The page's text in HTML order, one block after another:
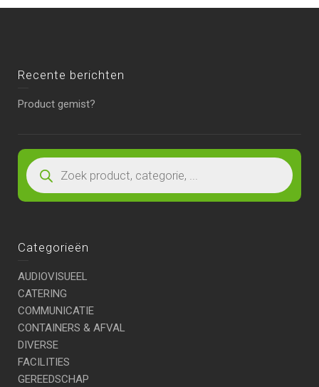
Recente berichten
Product gemist?
Categorieën
AUDIOVISUEEL
CATERING
COMMUNICATIE
CONTAINERS & AFVAL
DIVERSE
FACILITIES
GEREEDSCHAP